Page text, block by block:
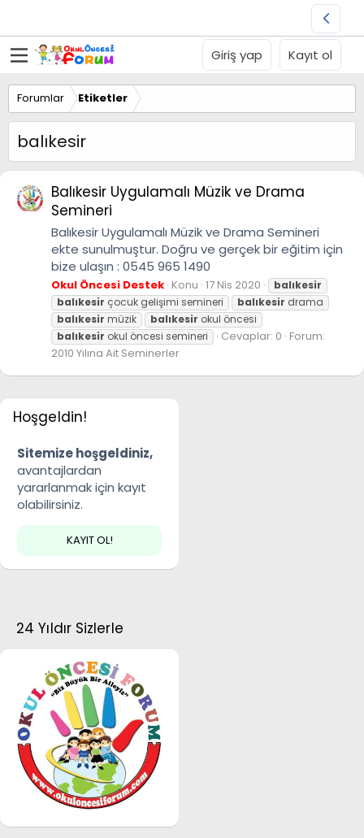
Giriş yap Kayıt ol
Forumlar Etiketler
balıkesir
Balıkesir Uygulamalı Müzik ve Drama
Semineri
Balıkesir Uygulamalı Müzik ve Drama Semineri
ekte sunulmuştur. Doğru ve gerçek bir eğitim için
bize ulaşın : 0545 965 1490
Okul Öncesi Destek Konu 17 Nis 2020
balıkesir
balıkesir çocuk gelişimi semineri balıkesir drama
balıkesir müzik balıkesir okul öncesi
balıkesir okul öncesi semineri Cevaplar: 0 Forum:
2010 Yılına Ait Seminerler
Hoşgeldin!
Sitemize hoşgeldiniz,
avantajlardan
yararlanmak için kayıt
olabilirsiniz.
KAYIT OL!
24 Yıldır Sizlerle